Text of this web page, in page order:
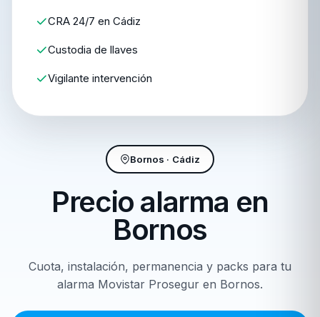
Bornos · Cádiz
Precio alarma en
Bornos
Cuota, instalación, permanencia y packs para tu
alarma Movistar Prosegur en Bornos.
CRA 24/7 en Cádiz
Custodia de llaves
Vigilante intervención